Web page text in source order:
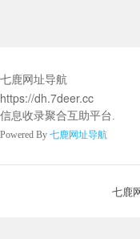
七鹿网址导航
https://dh.7deer.cc
信息收录聚合互助平台.
Powered By 七鹿网址导航
七鹿